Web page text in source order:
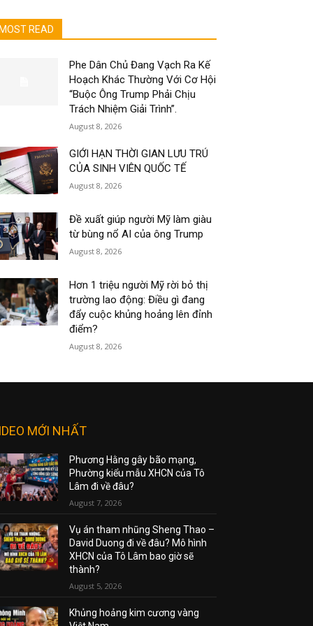
MOST READ
Phe Dân Chủ Đang Vạch Ra Kế
Hoạch Khác Thường Với Cơ Hội
“Buộc Ông Trump Phải Chịu
Trách Nhiệm Giải Trình”.
August 8, 2026
GIỚI HẠN THỜI GIAN LƯU TRÚ
CỦA SINH VIÊN QUỐC TẾ
August 8, 2026
Đề xuất giúp người Mỹ làm giàu
từ bùng nổ AI của ông Trump
August 8, 2026
Hơn 1 triệu người Mỹ rời bỏ thị
trường lao động: Điều gì đang
đẩy cuộc khủng hoảng lên đỉnh
điểm?
August 8, 2026
MỚI NHẤT
Phương Hằng gây bão mạng,
Phường kiểu mẫu XHCN của Tô
Lâm đi về đâu?
August 7, 2026
Vụ án tham nhũng Sheng Thao –
David Duong đi về đâu? Mô hình
XHCN của Tô Lâm bao giờ sẽ
thành?
August 5, 2026
Khủng hoảng kim cương vàng